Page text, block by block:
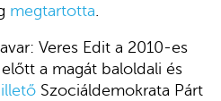
megtartotta
Veres Edit a 2010-es
a magát baloldali és
illető Szociáldemokrata Párt